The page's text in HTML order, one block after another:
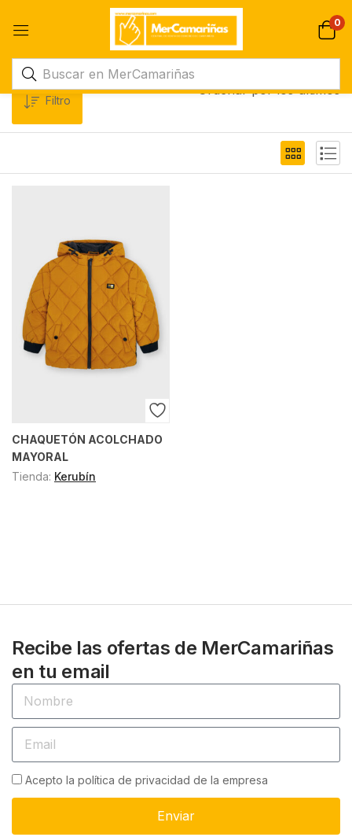
0
Filtro
Ordenar por los últimos
CHAQUETÓN ACOLCHADO
MAYORAL
Tienda: Kerubín
Recibe las ofertas de MerCamariñas
en tu email
Acepto la política de privacidad de la empresa
Enviar